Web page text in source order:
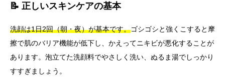
📝 正しいスキンケアの基本
洗顔は1日2回（朝・夜）が基本です。ゴシゴシと強くこすると摩
擦で肌のバリア機能が低下し、かえってニキビが悪化することが
あります。泡立てた洗顔料でやさしく洗い、ぬるま湯でしっかり
すすぎましょう。